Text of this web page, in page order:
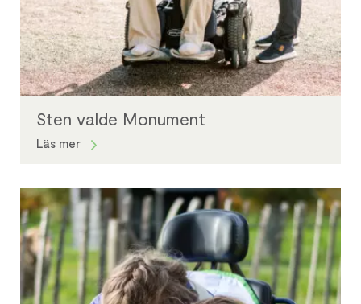
Sten valde Monument
Läs mer